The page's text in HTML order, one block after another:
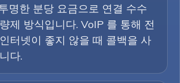
명한 분당 요금으로 연결 수수
제 방식입니다. VoIP 를 통해 전
터넷이 좋지 않을 때 콜백을 사
다.